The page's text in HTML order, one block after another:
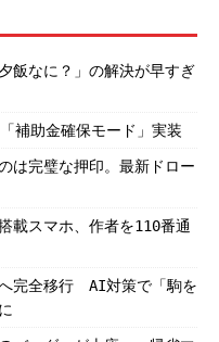
飯なに？」の解決が早すぎ
補助金確保モード」実装
は完璧な押印。最新ドロー
載スマホ、作者を110番通
完全移行 AI対策で「駒を